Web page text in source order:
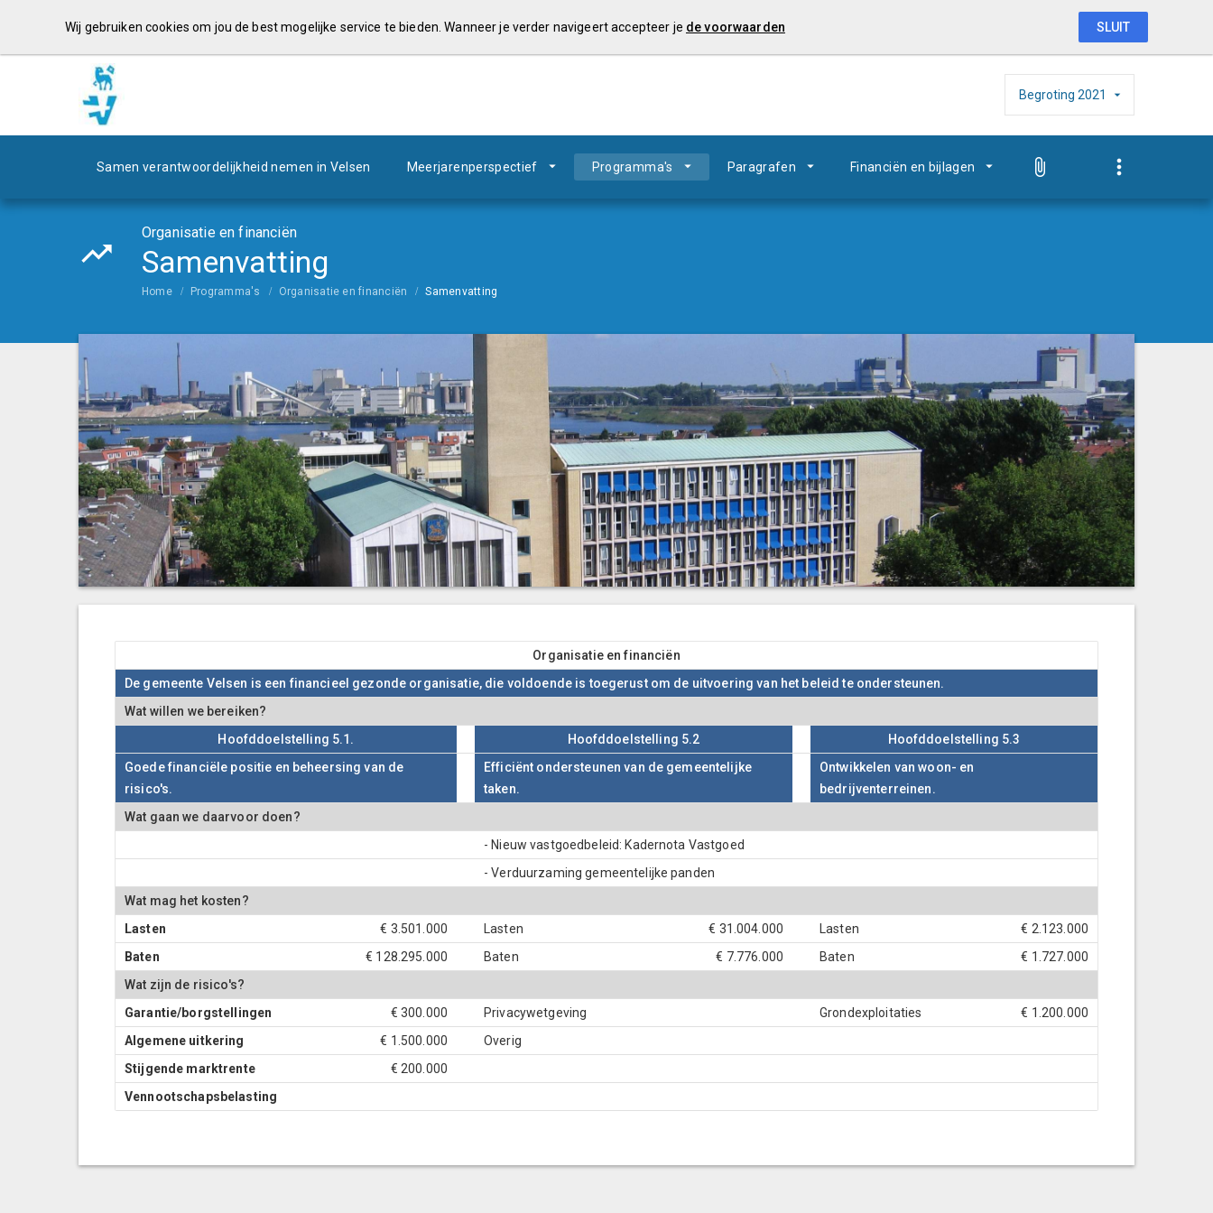
Begroting 2021
Samen verantwoordelijkheid nemen in Velsen Meerjarenperspectief Programma's Paragrafen Financiën en bijlagen
Organisatie en financiën
Samenvatting
Home Programma's Organisatie en financiën Samenvatting
Organisatie en financiën
De gemeente Velsen is een financieel gezonde organisatie, die voldoende is toegerust om de uitvoering van het beleid te ondersteunen.
Wat willen we bereiken?
Hoofddoelstelling 5.1.
Hoofddoelstelling 5.2
Hoofddoelstelling 5.3
Goede financiële positie en beheersing van de
risico's.
Efficiënt ondersteunen van de gemeentelijke
taken.
Ontwikkelen van woon- en
bedrijventerreinen.
Wat gaan we daarvoor doen?
- Nieuw vastgoedbeleid: Kadernota Vastgoed
- Verduurzaming gemeentelijke panden
Wat mag het kosten?
Lasten
€ 3.501.000 Lasten € 31.004.000 Lasten
€ 2.123.000
Baten
€ 128.295.000 Baten € 7.776.000 Baten
€ 1.727.000
Wat zijn de risico's?
Garantie/borgstellingen
€ 300.000 Privacywetgeving Grondexploitaties
€ 1.200.000
Algemene uitkering
€ 1.500.000
Overig
Stijgende marktrente
€ 200.000
Vennootschapsbelasting
Wij gebruiken cookies om jou de best mogelijke service te bieden. Wanneer je verder navigeert accepteer je de voorwaarden SLUIT